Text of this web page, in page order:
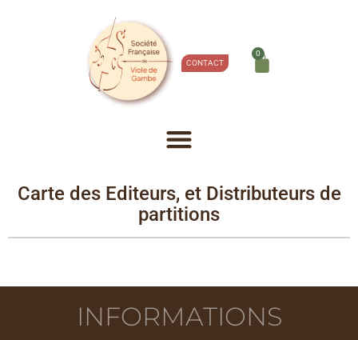
CONTACT
0
Carte des Editeurs, et Distributeurs de
partitions
INFORMATIONS